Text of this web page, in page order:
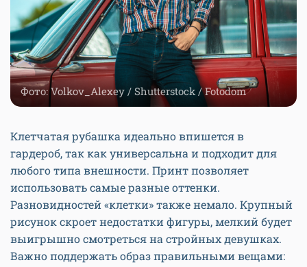
Фото: Volkov_Alexey / Shutterstock / Fotodom
Клетчатая рубашка идеально впишется в
гардероб, так как универсальна и подходит для
любого типа внешности. Принт позволяет
использовать самые разные оттенки.
Разновидностей «клетки» также немало. Крупный
рисунок скроет недостатки фигуры, мелкий будет
выигрышно смотреться на стройных девушках.
Важно поддержать образ правильными вещами: